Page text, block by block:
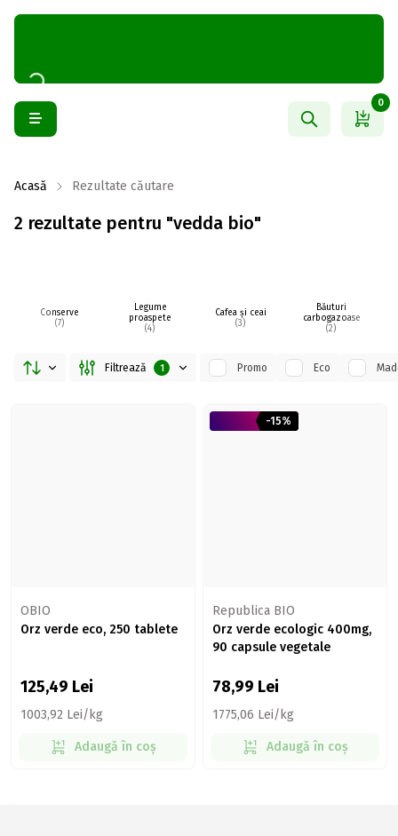
0
Acasă Rezultate căutare
2 rezultate pentru "vedda bio"
Conserve
(7)
Legume
proaspete
(4)
Cafea și ceai
(3)
Băuturi
carbogazoase
(2)
Filtrează 1 Promo Eco
OBIO
Orz verde eco, 250 tablete
125,49 Lei
1003,92 Lei/kg
Adaugă în coș
-15%
Republica BIO
Orz verde ecologic 400mg,
90 capsule vegetale
78,99 Lei
1775,06 Lei/kg
Adaugă în coș